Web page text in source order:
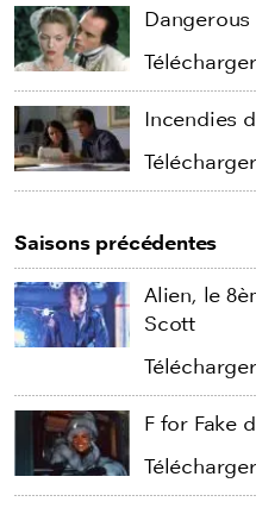
Dangerous
Télécharger
Incendies
Télécharger
Saisons précédentes
Alien, le
Scott
Télécharger
F for Fake
Télécharger